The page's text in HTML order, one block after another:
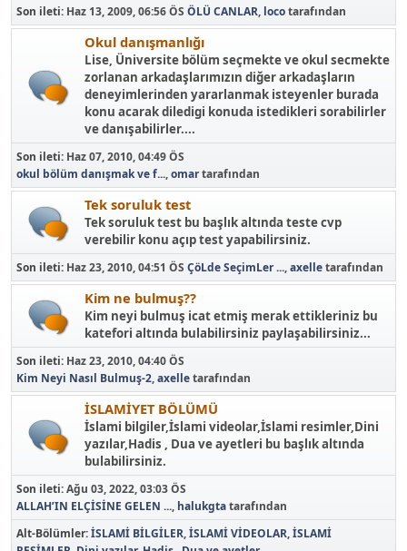
Son ileti: Haz 13, 2009, 06:56 ÖS ÖLÜ CANLAR, locotarafından
Okul danışmanlığı
Lise, Üniversite bölüm seçmekte ve okul secmekte
zorlanan arkadaşlarımızın diğer arkadaşların
deneyimlerinden yararlanmak isteyenler burada
konu acarak diledigi konuda istedikleri sorabilirler
ve danışabilirler....
Son ileti: Haz 07, 2010, 04:49 ÖS
okul bölüm danışmak ve f...,omartarafından
Tek soruluk test
Tek soruluk test bu başlık altında teste cvp
verebilir konu açıp test yapabilirsiniz.
Son ileti: Haz 23, 2010, 04:51 ÖS ÇöLde SeçimLer ...,axelletarafından
Kim ne bulmuş??
Kim neyi bulmuş icat etmiş merak ettikleriniz bu
katefori altında bulabilirsiniz paylaşabilirsiniz...
Son ileti: Haz 23, 2010, 04:40 ÖS
Kim Neyi Nasıl Bulmuş-2,axelletarafından
İSLAMİYET BÖLÜMÜ
İslami bilgiler,İslami videolar,İslami resimler,Dini
yazılar,Hadis , Dua ve ayetleri bu başlık altında
bulabilirsiniz.
Son ileti:Ağu 03, 2022, 03:03 ÖS
ALLAH’IN ELÇİSİNE GELEN ..., halukgtatarafından
Alt-Bölümler İSLAMİ BİLGİLER İSLAMİ VİDEOLAR İSLAMİ